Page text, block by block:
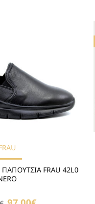
FRAU 42L0
Original Η